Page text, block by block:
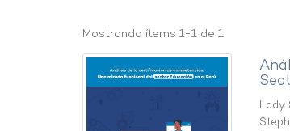
Mostrando ítems 1-1 de 1
Lady